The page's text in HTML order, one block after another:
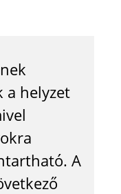
a helyzet
A